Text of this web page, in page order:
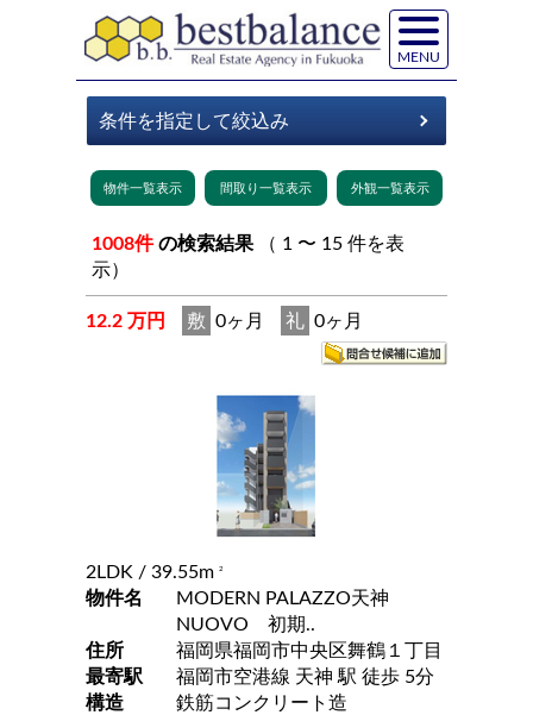
MENU
1008件 の検索結果
示）
12.2 万円 敷 0ヶ月 礼 0ヶ月
2LDK / 39.55m 2
物件名
MODERN PALAZZO天神
NUOVO 初期..
住所
福岡県福岡市中央区舞鶴１丁目
最寄駅
福岡市空港線 天神 駅 徒歩 5分
構造
鉄筋コンクリート造